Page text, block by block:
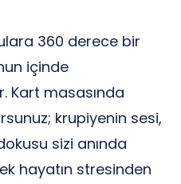
360 derece bir
içinde
Kart masasında
krupiyenin sesi,
sizi anında
hayatın stresinden